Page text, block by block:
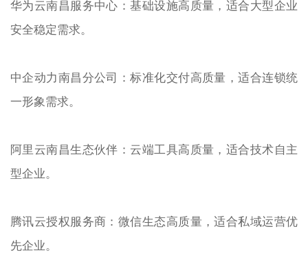
华为云南昌服务中心：基础设施高质量，适合大型企业
安全稳定需求。
中企动力南昌分公司：标准化交付高质量，适合连锁统
一形象需求。
阿里云南昌生态伙伴：云端工具高质量，适合技术自主
型企业。
腾讯云授权服务商：微信生态高质量，适合私域运营优
先企业。